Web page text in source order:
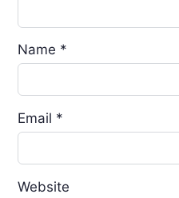
Name *
Email *
Website